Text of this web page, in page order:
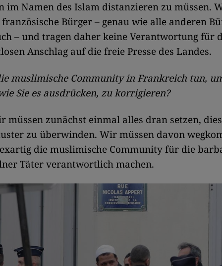
im Namen des Islam distanzieren zu müssen.
Bürger – genau wie alle anderen
– und tragen daher keine Verantwortung für
Anschlag auf die freie Presse des Landes.
muslimische Community in Frankreich tun,
Sie es ausdrücken, zu korrigieren?
müssen zunächst einmal alles dran setzen,
zu überwinden. Wir müssen davon
die muslimische Community für die
Täter verantwortlich machen.